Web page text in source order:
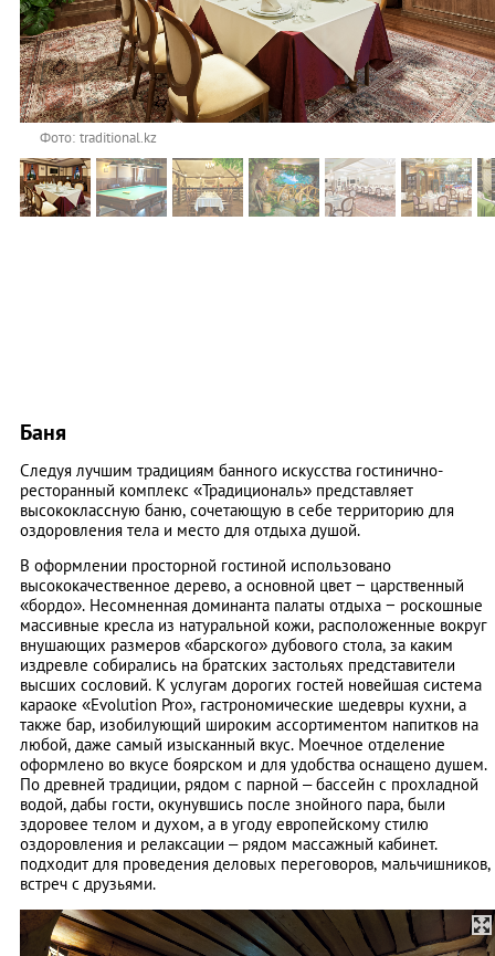
Фото: traditional.kz
Баня
Следуя лучшим традициям банного искусства гостинично-
ресторанный комплекс «Традициональ» представляет
высококлассную баню, сочетающую в себе территорию для
оздоровления тела и место для отдыха душой.
В оформлении просторной гостиной использовано
высококачественное дерево, а основной цвет − царственный
«бордо». Несомненная доминанта палаты отдыха − роскошные
массивные кресла из натуральной кожи, расположенные вокруг
внушающих размеров «барского» дубового стола, за каким
издревле собирались на братских застольях представители
высших сословий. К услугам дорогих гостей новейшая система
караоке «Evolution Pro», гастрономические шедевры кухни, а
также бар, изобилующий широким ассортиментом напитков на
любой, даже самый изысканный вкус. Моечное отделение
оформлено во вкусе боярском и для удобства оснащено душем.
По древней традиции, рядом с парной – бассейн с прохладной
водой, дабы гости, окунувшись после знойного пара, были
здоровее телом и духом, а в угоду европейскому стилю
оздоровления и релаксации – рядом массажный кабинет.
подходит для проведения деловых переговоров, мальчишников,
встреч с друзьями.